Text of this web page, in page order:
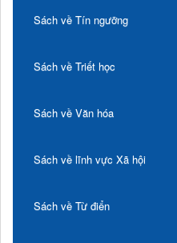
Sách về Tín ngưỡng
Sách về Triết học
Sách về Văn hóa
Sách về lĩnh vực Xã hội
Sách về Từ điển